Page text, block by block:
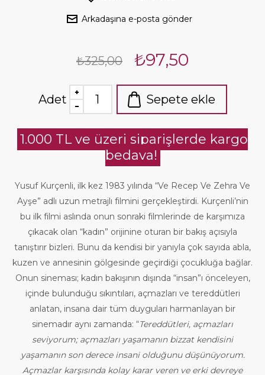
Arkadaşına e-posta gönder
₺325,00 ₺97,50
Adet Sepete ekle
1.000 TL ve üzeri siparişlerde kargo
bedava!
Yusuf Kurçenli, ilk kez 1983 yılında “Ve Recep Ve Zehra Ve
Ayşe” adlı uzun metrajlı filmini gerçekleştirdi. Kurçenli’nin
bu ilk filmi aslında onun sonraki filmlerinde de karşımıza
çıkacak olan “kadın” orijinine oturan bir bakış açısıyla
tanıştırır bizleri. Bunu da kendisi bir yanıyla çok sayıda abla,
kuzen ve annesinin gölgesinde geçirdiği çocukluğa bağlar.
Onun sineması; kadın bakışının dışında “insan”ı önceleyen,
içinde bulunduğu sıkıntıları, açmazları ve tereddütleri
anlatan, insana dair tüm duyguları harmanlayan bir
sinemadır aynı zamanda: “Tereddütleri, açmazları
seviyorum; açmazları yaşamanın bizzat kendisini
yaşamanın son derece insani olduğunu düşünüyorum.
Açmazlar karşısında kolay karar veren ve erki devreye